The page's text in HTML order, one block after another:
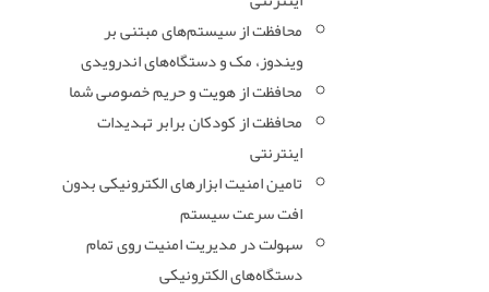
محافظت از سیستم‌های مبتنی بر
ویندوز، مک و دستگاه‌های اندرویدی
محافظت از هویت و حریم خصوصی شما
محافظت از کودکان برابر تهدیدات
اینترنتی
تامین امنیت ابزارهای الکترونیکی بدون
افت سرعت سیستم
سهولت در مدیریت امنیت روی تمام
دستگاه‌های الکترونیکی